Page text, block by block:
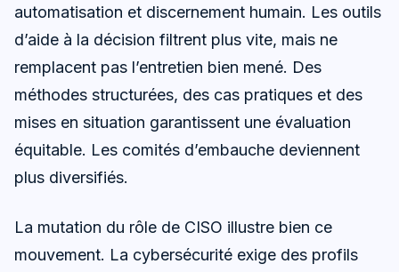
automatisation et discernement humain. Les outils
d’aide à la décision filtrent plus vite, mais ne
remplacent pas l’entretien bien mené. Des
méthodes structurées, des cas pratiques et des
mises en situation garantissent une évaluation
équitable. Les comités d’embauche deviennent
plus diversifiés.
La mutation du rôle de CISO illustre bien ce
mouvement. La cybersécurité exige des profils